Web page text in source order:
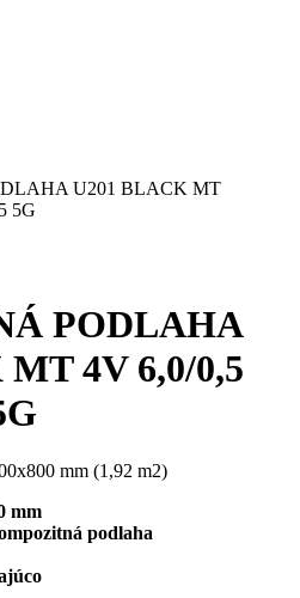
PODLAHA
4V 6,0/0,5
mm (1,92 m2)
mm
podlaha